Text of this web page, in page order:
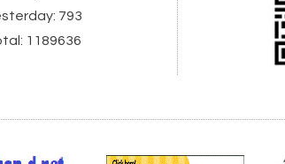
793
1189636